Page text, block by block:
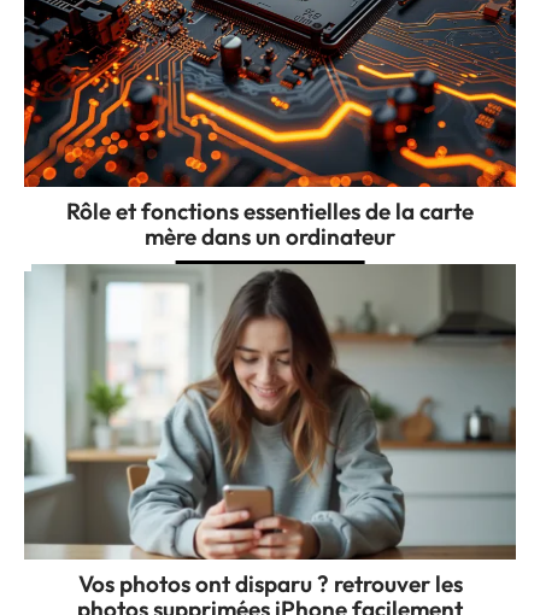
Rôle et fonctions essentielles de la carte
mère dans un ordinateur
Vos photos ont disparu ? retrouver les
photos supprimées iPhone facilement